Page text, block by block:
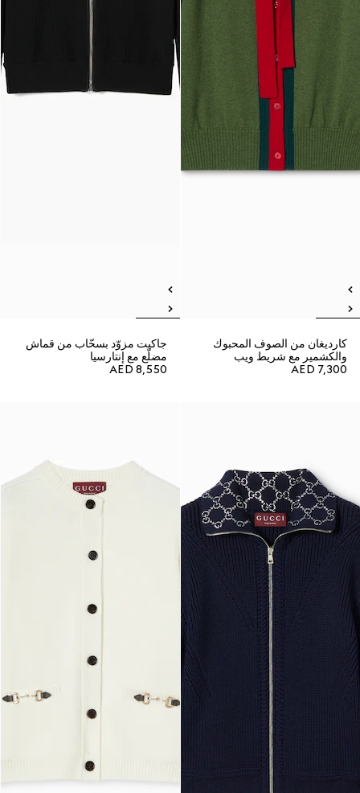
كارديغان من الصوف المحبوك
والكشمير مع شريط ويب
AED 7,300
جاكيت مزوّد بسحّاب من قماش
مضلّع مع إنتارسيا
AED 8,550